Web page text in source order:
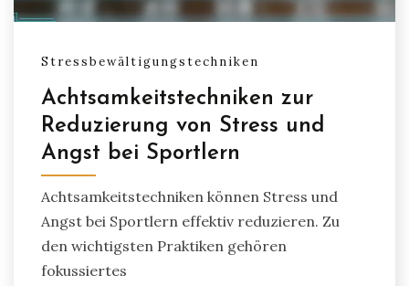
Stressbewältigungstechniken
Achtsamkeitstechniken zur
Reduzierung von Stress und
Angst bei Sportlern
Achtsamkeitstechniken können Stress und
Angst bei Sportlern effektiv reduzieren. Zu
den wichtigsten Praktiken gehören
fokussiertes